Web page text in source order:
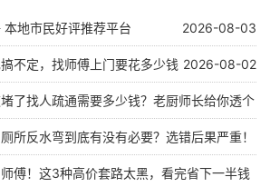
地市民好评推荐平台 2026-08-03
不定，找师傅上门要花多少钱 2026-08-02
了找人疏通需要多少钱？老厨师长给你透个
2026-07-25
所反水弯到底有没有必要？选错后果严重！
2026-07-21
傅！这3种高价套路太黑，看完省下一半钱